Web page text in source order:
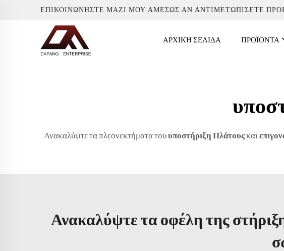
ΕΠΙΚΟΙΝΩΝΉΣΤΕ ΜΑΖΊ ΜΟΥ ΑΜΈΣΩΣ ΑΝ ΑΝΤΙΜΕΤΩΠΊΣΕΤΕ
ΑΡΧΙΚΉ ΣΕΛΊΔΑ ΠΡΟΪΌΝΤΑ
Ανακαλύψτε τα πλεονεκτήματα τουυποστήριξη Πλάτουςκαι
Ανακαλύψτε τα οφέλη της